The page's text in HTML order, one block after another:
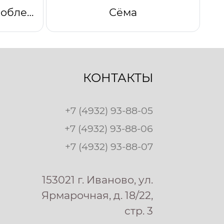
Одеяло "Комфорт" облегченное (светло-голубой) Сёма
КОНТАКТЫ
+7 (4932) 93-88-05
+7 (4932) 93-88-06
+7 (4932) 93-88-07
153021 г. Иваново, ул.
Ярмарочная, д. 18/22,
стр. 3